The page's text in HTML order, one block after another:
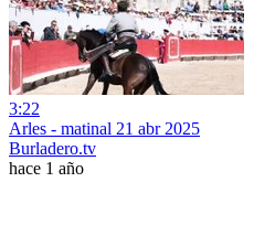
3:22
Arles - matinal 21 abr 2025
Burladero.tv
hace 1 año